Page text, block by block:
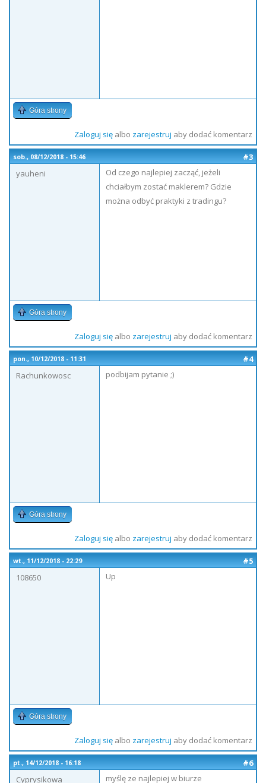
Góra strony
Zaloguj sięalbo zarejestruj aby dodać komentarz
sob., 08/12/2018 - 15:46
#3
yauheni
Od czego najlepiej zacząć, jeżeli
chciałbym zostać maklerem? Gdzie
można odbyć praktyki z tradingu?
Góra strony
Zaloguj sięalbo zarejestruj aby dodać komentarz
pon., 10/12/2018 - 11:31
#4
Rachunkowosc
podbijam pytanie ;)
Góra strony
Zaloguj sięalbo zarejestruj aby dodać komentarz
wt., 11/12/2018 - 22:29
#5
108650
Up
Góra strony
Zaloguj sięalbo zarejestruj aby dodać komentarz
pt., 14/12/2018 - 16:18
#6
Cyprysikowa
myślę ze najlepiej w biurze